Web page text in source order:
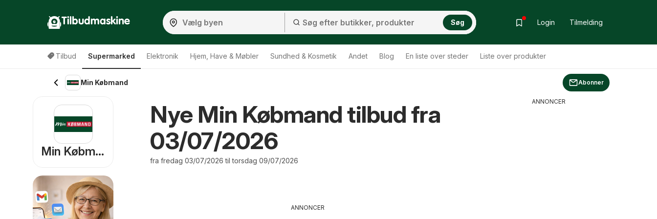
Tilbudmaskine Søg Login Tilmelding
Tilbud Supermarked Elektronik Hjem, Have & Møbler Sundhed & Kosmetik Andet Blog En liste over steder Liste over produkter
Min Købmand Abonner
Nye Min Købmand tilbud fra
03/07/2026
fra fredag 03/07/2026 til torsdag 09/07/2026
ANNONCER
Min Købmand
ANNONCER